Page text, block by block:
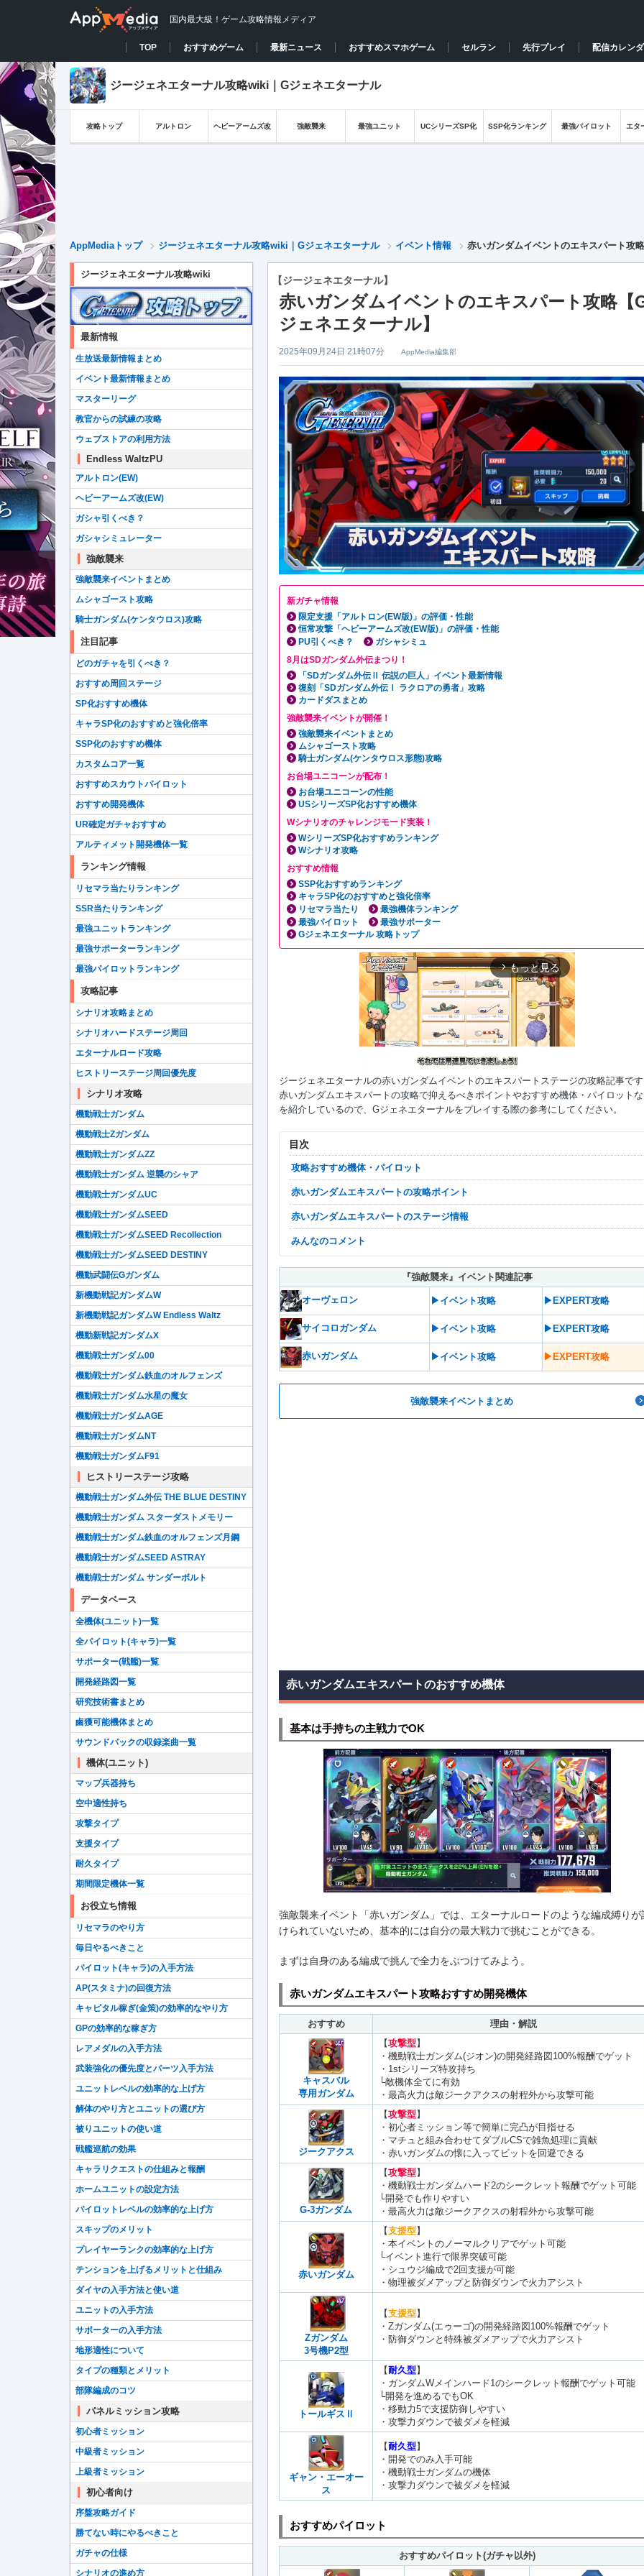
国内最大級！ゲーム攻略情報メディア
TOP おすすめゲーム 最新ニュース おすすめスマホゲーム セルラン 先行プレイ 配信カレン
ジージェネエターナル攻略wiki｜Gジェネエターナル
攻略トップ アルトロン ヘビーアームズ改 強敵襲来 最強ユニット UCシリーズSP化 SSP化ランキング 最強パイロット エタ
AppMediaトップ ジージェネエターナル攻略wiki｜Gジェネエターナル イベント情報 赤いガンダムイベントのエキスパート攻
【ジージェネエターナル】
赤いガンダムイベントのエキスパート攻略【
ジェネエターナル】
2025年09月24日 21時07分 AppMedia編集部
新ガチャ情報
限定支援「アルトロン(EW版)」の評価・性能
恒常攻撃「ヘビーアームズ改(EW版)」の評価・性能
PU引くべき？
ガシャシミュ
8月はSDガンダム外伝まつり！
「SDガンダム外伝Ⅱ 伝説の巨人」イベント最新情報
復刻「SDガンダム外伝Ⅰ ラクロアの勇者」攻略
カードダスまとめ
強敵襲来イベントが開催！
強敵襲来イベントまとめ
ムシャゴースト攻略
騎士ガンダム(ケンタウロス形態)攻略
お台場ユニコーンが配布！
お台場ユニコーンの性能
USシリーズSP化おすすめ機体
Wシナリオのチャレンジモード実装！
WシリーズSP化おすすめランキング
Wシナリオ攻略
おすすめ情報
SSP化おすすめランキング
キャラSP化のおすすめと強化倍率
リセマラ当たり
最強機体ランキング
最強パイロット
最強サポーター
Gジェネエターナル 攻略トップ
arrow_forward_ios もっと見る
ジージェネエターナルの赤いガンダムイベントのエキスパートステージの攻略記事です
赤いガンダムエキスパートの攻略で抑えるべきポイントやおすすめ機体・パイロット
を紹介しているので、Gジェネエターナルをプレイする際の参考にしてください。
目次
攻略おすすめ機体・パイロット
赤いガンダムエキスパートの攻略ポイント
赤いガンダムエキスパートのステージ情報
みんなのコメント
『強敵襲来』イベント関連記事
オーヴェロン ▶︎イベント攻略 ▶︎EXPERT攻略
サイコロガンダム ▶︎イベント攻略 ▶︎EXPERT攻略
赤いガンダム ▶︎イベント攻略 ▶︎EXPERT攻略
強敵襲来イベントまとめ
赤いガンダムエキスパートのおすすめ機体
基本は手持ちの主戦力でOK
強敵襲来イベント「赤いガンダム」では、エターナルロードのような編成縛りが
けられていないため、基本的には自分の最大戦力で挑むことができる。
まずは自身のある編成で挑んで全力をぶつけてみよう。
赤いガンダムエキスパート攻略おすすめ開発機体
おすすめ 理由・解説
キャスバル
専用ガンダム
【攻撃型】
・機動戦士ガンダム(ジオン)の開発経路図100%報酬でゲット
・1stシリーズ特攻持ち
└敵機体全てに有効
・最高火力は敵ジークアクスの射程外から攻撃可能
ジークアクス
【攻撃型】
・初心者ミッション等で簡単に完凸が目指せる
・マチュと組み合わせてダブルCSで雑魚処理に貢献
・赤いガンダムの懐に入ってビットを回避できる
G-3ガンダム
【攻撃型】
・機動戦士ガンダムハード2のシークレット報酬でゲット可能
└開発でも作りやすい
・最高火力は敵ジークアクスの射程外から攻撃可能
赤いガンダム
【支援型】
・本イベントのノーマルクリアでゲット可能
└イベント進行で限界突破可能
・シュウジ編成で2回支援が可能
・物理被ダメアップと防御ダウンで火力アシスト
Zガンダム
3号機P2型
【支援型】
・Zガンダム(エゥーゴ)の開発経路図100%報酬でゲット
・防御ダウンと特殊被ダメアップで火力アシスト
トールギスⅡ
【耐久型】
・ガンダムWメインハード1のシークレット報酬でゲット可能
└開発を進めるでもOK
・移動力5で支援防御しやすい
・攻撃力ダウンで被ダメを軽減
ギャン・エーオー
ス
【耐久型】
・開発でのみ入手可能
・機動戦士ガンダムの機体
・攻撃力ダウンで被ダメを軽減
おすすめパイロット
おすすめパイロット(ガチャ以外)
ジージェネエターナル攻略wiki
最新情報
生放送最新情報まとめ
イベント最新情報まとめ
マスターリーグ
教官からの試練の攻略
ウェブストアの利用方法
Endless WaltzPU
アルトロン(EW)
ヘビーアームズ改(EW)
ガシャ引くべき？
ガシャシミュレーター
強敵襲来
強敵襲来イベントまとめ
ムシャゴースト攻略
騎士ガンダム(ケンタウロス)攻略
注目記事
どのガチャを引くべき？
おすすめ周回ステージ
SP化おすすめ機体
キャラSP化のおすすめと強化倍率
SSP化のおすすめ機体
カスタムコア一覧
おすすめスカウトパイロット
おすすめ開発機体
UR確定ガチャおすすめ
アルティメット開発機体一覧
ランキング情報
リセマラ当たりランキング
SSR当たりランキング
最強ユニットランキング
最強サポーターランキング
最強パイロットランキング
攻略記事
シナリオ攻略まとめ
シナリオハードステージ周回
エターナルロード攻略
ヒストリーステージ周回優先度
シナリオ攻略
機動戦士ガンダム
機動戦士Zガンダム
機動戦士ガンダムZZ
機動戦士ガンダム 逆襲のシャア
機動戦士ガンダムUC
機動戦士ガンダムSEED
機動戦士ガンダムSEED Recollection
機動戦士ガンダムSEED DESTINY
機動武闘伝Gガンダム
新機動戦記ガンダムW
新機動戦記ガンダムW Endless Waltz
機動新戦記ガンダムX
機動戦士ガンダム00
機動戦士ガンダム鉄血のオルフェンズ
機動戦士ガンダム水星の魔女
機動戦士ガンダムAGE
機動戦士ガンダムNT
機動戦士ガンダムF91
ヒストリーステージ攻略
機動戦士ガンダム外伝 THE BLUE DESTINY
機動戦士ガンダム スターダストメモリー
機動戦士ガンダム鉄血のオルフェンズ月鋼
機動戦士ガンダムSEED ASTRAY
機動戦士ガンダム サンダーボルト
データベース
全機体(ユニット)一覧
全パイロット(キャラ)一覧
サポーター(戦艦)一覧
開発経路図一覧
研究技術書まとめ
鹵獲可能機体まとめ
サウンドパックの収録楽曲一覧
機体(ユニット)
マップ兵器持ち
空中適性持ち
攻撃タイプ
支援タイプ
耐久タイプ
期間限定機体一覧
お役立ち情報
リセマラのやり方
毎日やるべきこと
パイロット(キャラ)の入手方法
AP(スタミナ)の回復方法
キャピタル稼ぎ(金策)の効率的なやり方
GPの効率的な稼ぎ方
レアメダルの入手方法
武装強化の優先度とパーツ入手方法
ユニットレベルの効率的な上げ方
解体のやり方とユニットの選び方
被りユニットの使い道
戦艦巡航の効果
キャラリクエストの仕組みと報酬
ホームユニットの設定方法
パイロットレベルの効率的な上げ方
スキップのメリット
プレイヤーランクの効率的な上げ方
テンションを上げるメリットと仕組み
ダイヤの入手方法と使い道
ユニットの入手方法
サポーターの入手方法
地形適性について
タイプの種類とメリット
部隊編成のコツ
パネルミッション攻略
初心者ミッション
中級者ミッション
上級者ミッション
初心者向け
序盤攻略ガイド
勝てない時にやるべきこと
ガチャの仕様
シナリオの進め方